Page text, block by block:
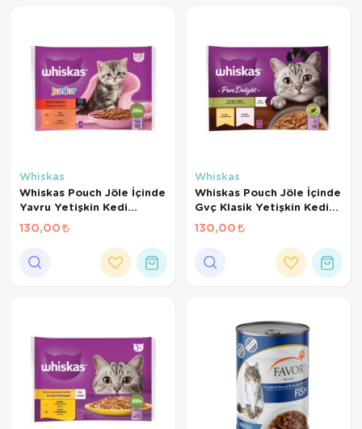
Whiskas
Whiskas Pouch Jöle İçinde
Yavru Yetişkin Kedi
Konservesi 85 Gr 4'lü
130,00
Whiskas
Whiskas Pouch Jöle İçinde
Gvç Klasik Yetişkin Kedi
Konservesi 85 Gr 4'lü
130,00